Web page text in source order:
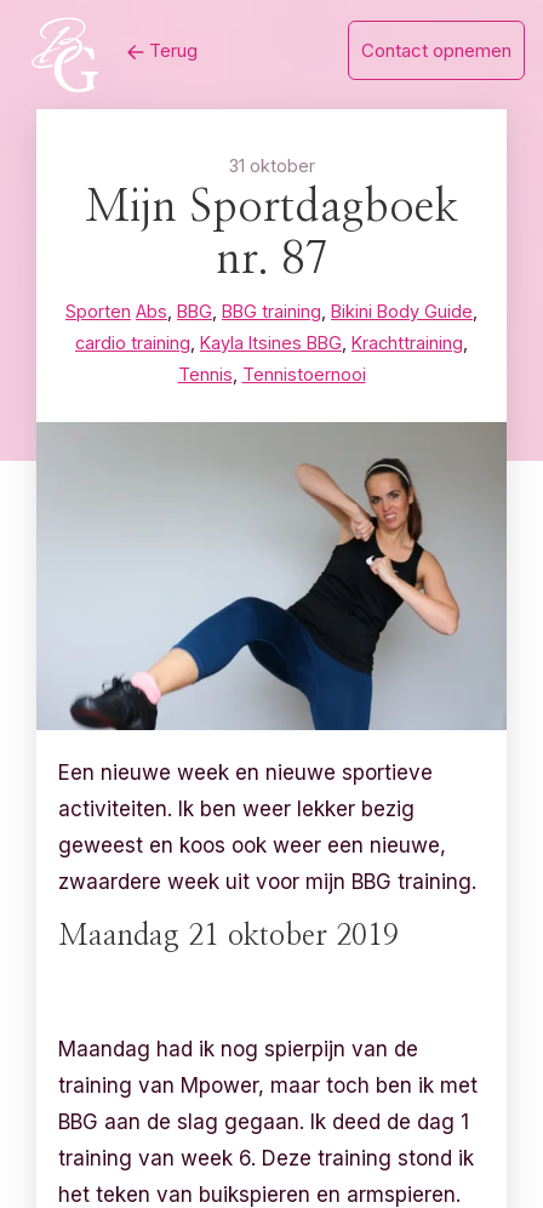
content
Terug Contact opnemen
31 oktober
Mijn Sportdagboek
nr. 87
Sporten Abs BBG BBG training Bikini Body Guide
cardio training Kayla Itsines BBG Krachttraining
Tennis Tennistoernooi
Een nieuwe week en nieuwe sportieve
activiteiten. Ik ben weer lekker bezig
geweest en koos ook weer een nieuwe,
zwaardere week uit voor mijn BBG training.
Maandag 21 oktober 2019
Maandag had ik nog spierpijn van de
training van Mpower, maar toch ben ik met
BBG aan de slag gegaan. Ik deed de dag 1
training van week 6. Deze training stond ik
het teken van buikspieren en armspieren.